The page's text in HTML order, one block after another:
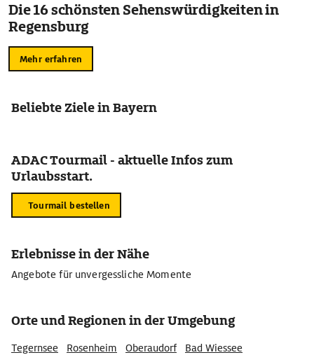
Die 16 schönsten Sehenswürdigkeiten in
Regensburg
Mehr erfahren
Beliebte Ziele in Bayern
ADAC Tourmail - aktuelle Infos zum
Urlaubsstart.
Tourmail bestellen
Erlebnisse in der Nähe
Angebote für unvergessliche Momente
Orte und Regionen in der Umgebung
Tegernsee Rosenheim Oberaudorf Bad Wiessee